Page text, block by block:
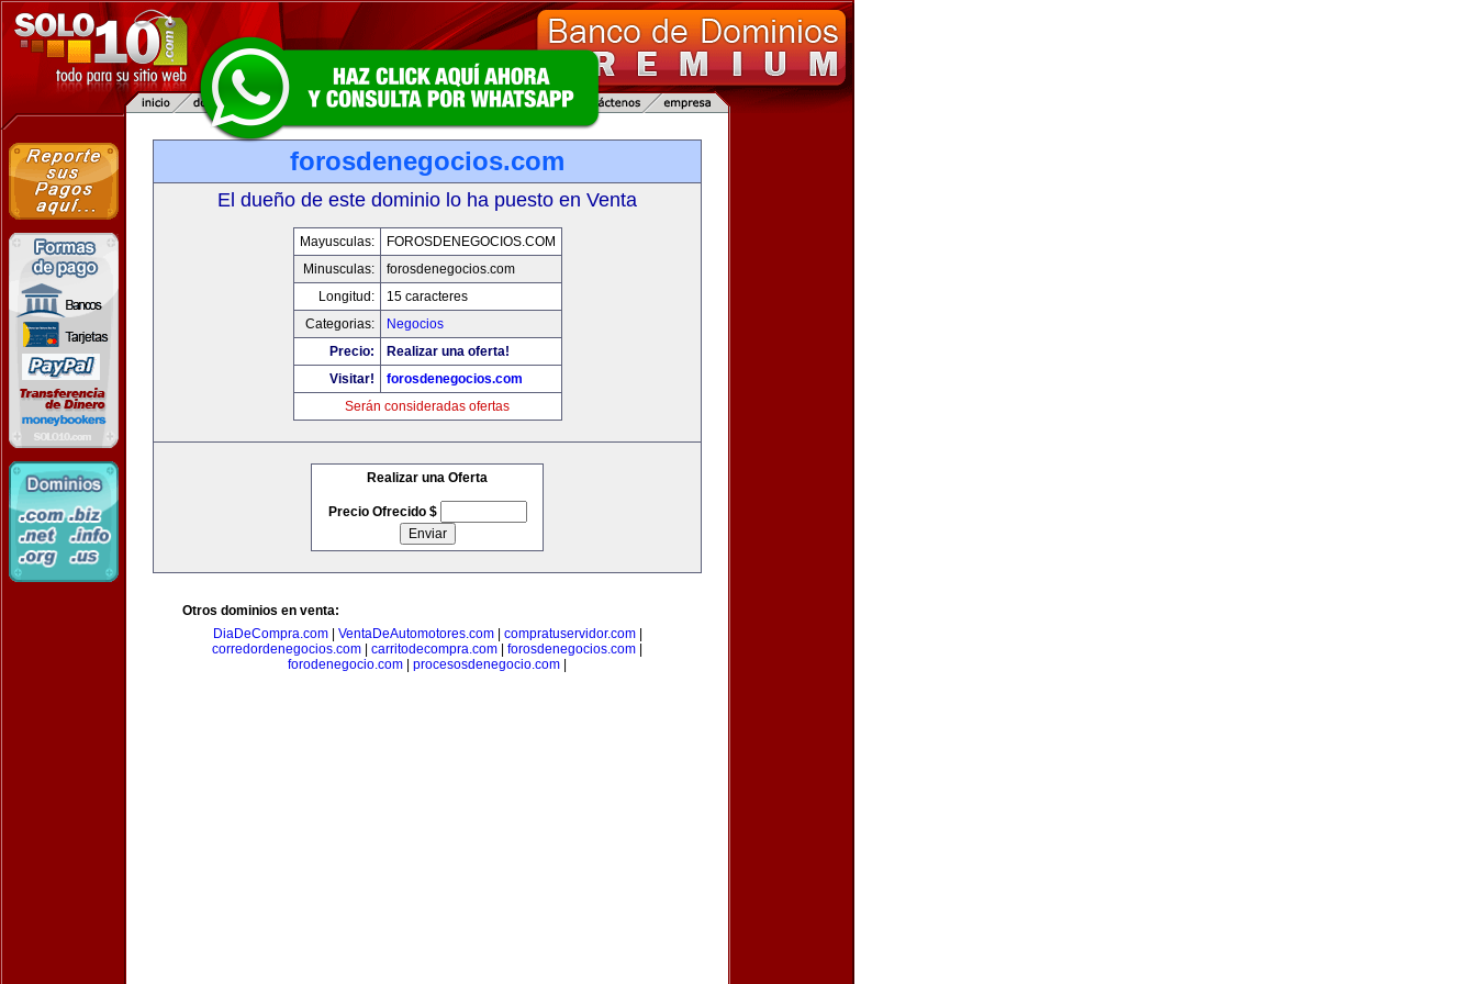
forosdenegocios.com
El dueño de este dominio lo ha puesto en Venta
Mayusculas:
FOROSDENEGOCIOS.COM
Minusculas:
forosdenegocios.com
Longitud:
15 caracteres
Categorias:
Negocios
Precio:
Realizar una oferta!
Visitar!
forosdenegocios.com
Serán consideradas ofertas
Realizar una Oferta
Precio Ofrecido $
Otros dominios en venta:
DiaDeCompra.com| VentaDeAutomotores.com| compratuservidor.com|
corredordenegocios.com
carritodecompra.com forosdenegocios.com
forodenegocio.com
procesosdenegocio.com